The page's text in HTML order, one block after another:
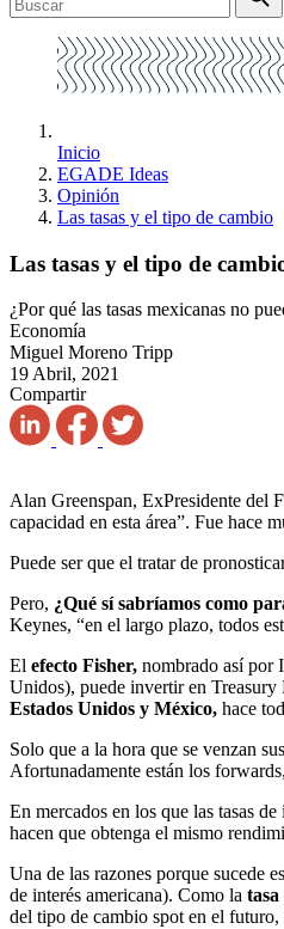
Inicio
EGADE Ideas
Opinión
Las tasas y el tipo de cambio
Las tasas y el tipo de
¿Por qué las tasas mexicanas no
Economía
Miguel Moreno Tripp
19 Abril, 2021
Compartir
Alan Greenspan, ExPresidente del
capacidad en esta área”. Fue hace
Puede ser que el tratar de
Pero, ¿Qué sí sabríamos como
Keynes, “en el largo plazo, todos
El efecto Fisher, nombrado así por
Unidos), puede invertir en Treasury
Estados Unidos y México, hace
Solo que a la hora que se venzan
Afortunadamente están los
En mercados en los que las tasas
hacen que obtenga el mismo
Una de las razones porque sucede
de interés americana). Como la tasa
del tipo de cambio spot en el